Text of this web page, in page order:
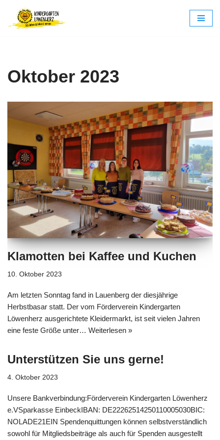
Zum
Oktober 2023
Klamotten bei Kaffee und Kuchen
10. Oktober 2023
Am letzten Sonntag fand in Lauenberg der diesjährige
Herbstbasar statt. Der vom Förderverein Kindergarten
Löwenherz ausgerichtete Kleidermarkt, ist seit vielen Jahren
eine feste Größe unter… Weiterlesen »
Unterstützen Sie uns gerne!
4. Oktober 2023
Unsere Bankverbindung:Förderverein Kindergarten Löwenherz
e.VSparkasse EinbeckIBAN: DE22262514250110005030BIC:
NOLADE21EIN Spendenquittungen können selbstverständlich
sowohl für Mitgliedsbeiträge als auch für Spenden ausgestellt